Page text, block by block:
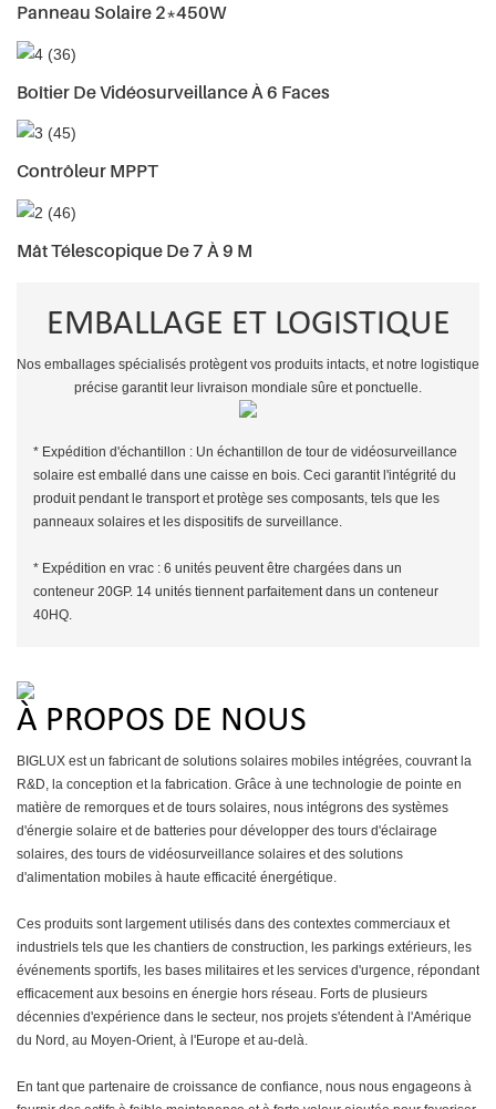
Panneau Solaire 2*450W
Boîtier De Vidéosurveillance À 6 Faces
Contrôleur MPPT
Mât Télescopique De 7 À 9 M
EMBALLAGE ET LOGISTIQUE
Nos emballages spécialisés protègent vos produits intacts, et notre logistique
précise garantit leur livraison mondiale sûre et ponctuelle.
* Expédition d'échantillon : Un échantillon de tour de vidéosurveillance
solaire est emballé dans une caisse en bois. Ceci garantit l'intégrité du
produit pendant le transport et protège ses composants, tels que les
panneaux solaires et les dispositifs de surveillance.
* Expédition en vrac : 6 unités peuvent être chargées dans un
conteneur 20GP. 14 unités tiennent parfaitement dans un conteneur
40HQ.
À PROPOS DE NOUS
BIGLUX est un fabricant de solutions solaires mobiles intégrées, couvrant la
R&D, la conception et la fabrication. Grâce à une technologie de pointe en
matière de remorques et de tours solaires, nous intégrons des systèmes
d'énergie solaire et de batteries pour développer des tours d'éclairage
solaires, des tours de vidéosurveillance solaires et des solutions
d'alimentation mobiles à haute efficacité énergétique.
Ces produits sont largement utilisés dans des contextes commerciaux et
industriels tels que les chantiers de construction, les parkings extérieurs, les
événements sportifs, les bases militaires et les services d'urgence, répondant
efficacement aux besoins en énergie hors réseau. Forts de plusieurs
décennies d'expérience dans le secteur, nos projets s'étendent à l'Amérique
du Nord, au Moyen-Orient, à l'Europe et au-delà.
En tant que partenaire de croissance de confiance, nous nous engageons à